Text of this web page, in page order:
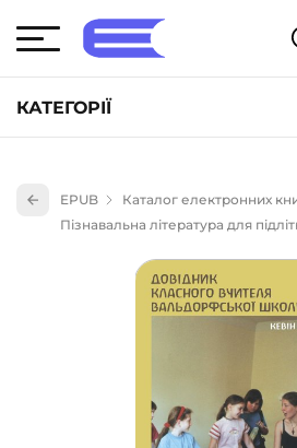
КАТЕГОРІЇ
Книги для дітей (835)
Науково-популярна література
Навчальна література та
Енциклопедії, довідники,
Подарункові сертифікати (1)
EPUB
Каталог електронних
Пізнавальна література для